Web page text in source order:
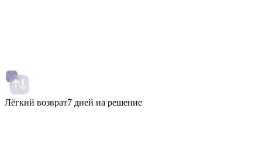
Лёгкий возврат7 дней на решение